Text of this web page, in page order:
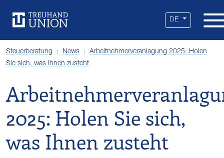
DE
Steuerberatung News
Arbeitnehmerveranlagung 2025: Holen
Sie sich, was Ihnen zusteht
2025: Holen Sie sich,
was Ihnen zusteht